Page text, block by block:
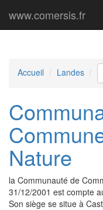
www.comersis.fr
Accueil Landes
Nature
la Communauté de
31/12/2001 est compte
Son siège se situe à